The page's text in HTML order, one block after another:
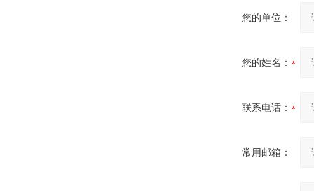
您的单位：
您的姓名：
联系电话：
常用邮箱：